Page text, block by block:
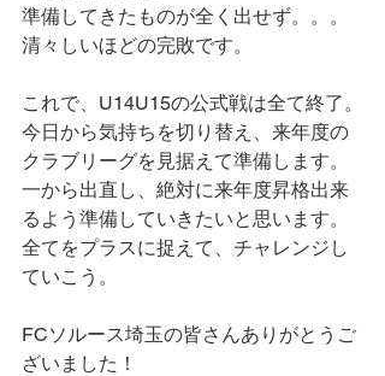
準備してきたものが全く出せず。。。
清々しいほどの完敗です。
これで、U14U15の公式戦は全て終了。
今日から気持ちを切り替え、来年度の
クラブリーグを見据えて準備します。
一から出直し、絶対に来年度昇格出来
るよう準備していきたいと思います。
全てをプラスに捉えて、チャレンジし
ていこう。
FCソルース埼玉の皆さんありがとうご
ざいました！